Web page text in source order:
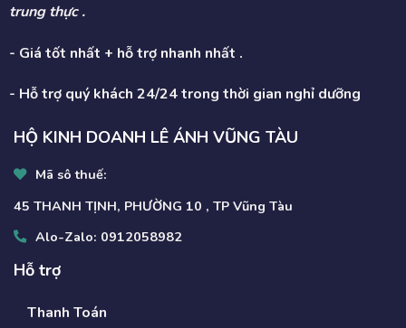
trung thực .
- Giá tốt nhất + hỗ trợ nhanh nhất .
- Hỗ trợ quý khách 24/24 trong thời gian nghỉ dưỡng
HỘ KINH DOANH LÊ ÁNH VŨNG TÀU
Mã sô thuế:
45 THANH TỊNH, PHƯỜNG 10 , TP Vũng Tàu
Alo-Zalo: 0912058982
Hỗ trợ
Thanh Toán